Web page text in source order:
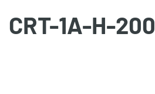
CRT-1A-H-200